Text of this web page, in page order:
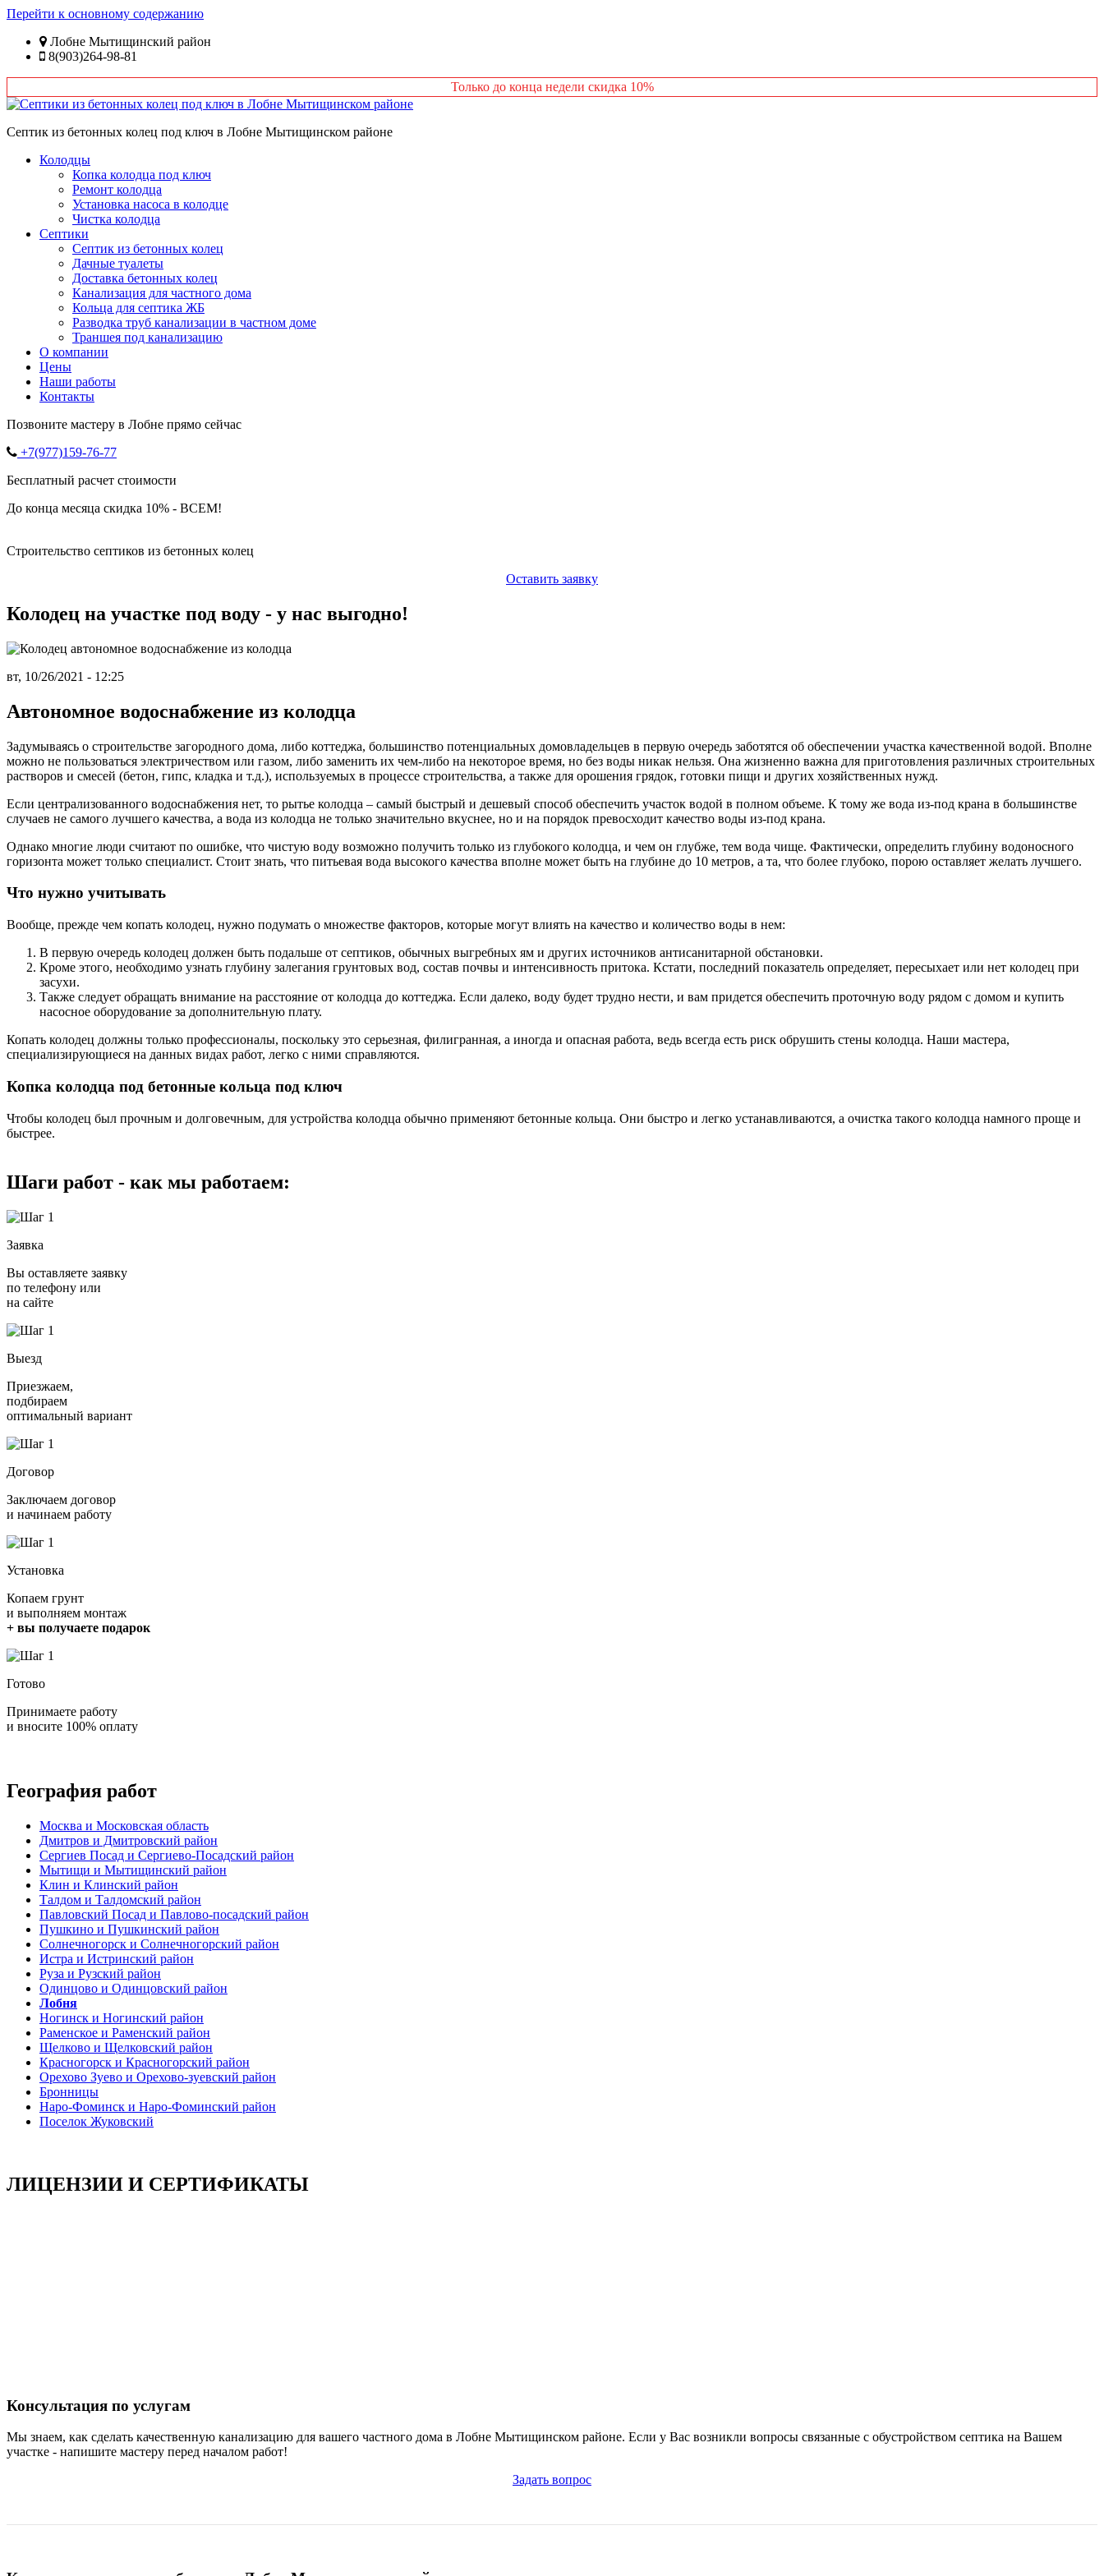
Перейти к основному содержанию
Лобне Мытищинский район
8(903)264-98-81
Только до конца недели скидка 10%
Септик из бетонных колец под ключ в Лобне Мытищинском районе
Колодцы
Копка колодца под ключ
Ремонт колодца
Установка насоса в колодце
Чистка колодца
Септики
Септик из бетонных колец
Дачные туалеты
Доставка бетонных колец
Канализация для частного дома
Кольца для септика ЖБ
Разводка труб канализации в частном доме
Траншея под канализацию
О компании
Цены
Наши работы
Контакты
Позвоните мастеру в Лобне прямо сейчас
+7(977)159-76-77
Бесплатный расчет стоимости
До конца месяца скидка 10% - ВСЕМ!
Строительство септиков из бетонных колец
Оставить заявку
Колодец на участке под воду - у нас выгодно!
вт, 10/26/2021 - 12:25
Автономное водоснабжение из колодца
Задумываясь о строительстве загородного дома, либо коттеджа, большинство потенциальных домовладельцев в первую очередь заботятся об обеспечении участка качественной водой. Вполне
можно не пользоваться электричеством или газом, либо заменить их чем-либо на некоторое время, но без воды никак нельзя. Она жизненно важна для приготовления различных строительных
растворов и смесей (бетон, гипс, кладка и т.д.), используемых в процессе строительства, а также для орошения грядок, готовки пищи и других хозяйственных нужд.
Если централизованного водоснабжения нет, то рытье колодца – самый быстрый и дешевый способ обеспечить участок водой в полном объеме. К тому же вода из-под крана в большинстве
случаев не самого лучшего качества, а вода из колодца не только значительно вкуснее, но и на порядок превосходит качество воды из-под крана.
Однако многие люди считают по ошибке, что чистую воду возможно получить только из глубокого колодца, и чем он глубже, тем вода чище. Фактически, определить глубину водоносного
горизонта может только специалист. Стоит знать, что питьевая вода высокого качества вполне может быть на глубине до 10 метров, а та, что более глубоко, порою оставляет желать лучшего.
Что нужно учитывать
Вообще, прежде чем копать колодец, нужно подумать о множестве факторов, которые могут влиять на качество и количество воды в нем:
В первую очередь колодец должен быть подальше от септиков, обычных выгребных ям и других источников антисанитарной обстановки.
Кроме этого, необходимо узнать глубину залегания грунтовых вод, состав почвы и интенсивность притока. Кстати, последний показатель определяет, пересыхает или нет колодец при
засухи.
Также следует обращать внимание на расстояние от колодца до коттеджа. Если далеко, воду будет трудно нести, и вам придется обеспечить проточную воду рядом с домом и купить
насосное оборудование за дополнительную плату.
Копать колодец должны только профессионалы, поскольку это серьезная, филигранная, а иногда и опасная работа, ведь всегда есть риск обрушить стены колодца. Наши мастера,
специализирующиеся на данных видах работ, легко с ними справляются.
Копка колодца под бетонные кольца под ключ
Чтобы колодец был прочным и долговечным, для устройства колодца обычно применяют бетонные кольца. Они быстро и легко устанавливаются, а очистка такого колодца намного проще и
быстрее.
Шаги работ - как мы работаем:
Заявка
Вы оставляете заявку
по телефону или
на сайте
Выезд
Приезжаем,
подбираем
оптимальный вариант
Договор
Заключаем договор
и начинаем работу
Установка
Копаем грунт
и выполняем монтаж
+ вы получаете подарок
Готово
Принимаете работу
и вносите 100% оплату
География работ
Москва и Московская область
Дмитров и Дмитровский район
Сергиев Посад и Сергиево-Посадский район
Мытищи и Мытищинский район
Клин и Клинский район
Талдом и Талдомский район
Павловский Посад и Павлово-посадский район
Пушкино и Пушкинский район
Солнечногорск и Солнечногорский район
Истра и Истринский район
Руза и Рузский район
Одинцово и Одинцовский район
Лобня
Ногинск и Ногинский район
Раменское и Раменский район
Щелково и Щелковский район
Красногорск и Красногорский район
Орехово Зуево и Орехово-зуевский район
Бронницы
Наро-Фоминск и Наро-Фоминский район
Поселок Жуковский
ЛИЦЕНЗИИ И СЕРТИФИКАТЫ
Консультация по услугам
Мы знаем, как сделать качественную канализацию для вашего частного дома в Лобне Мытищинском районе. Если у Вас возникли вопросы связанные с обустройством септика на Вашем
участке - напишите мастеру перед началом работ!
Задать вопрос